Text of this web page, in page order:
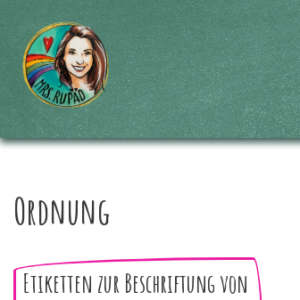
Zum
Inhalt
springen
Ordnung
Etiketten zur Beschriftung von